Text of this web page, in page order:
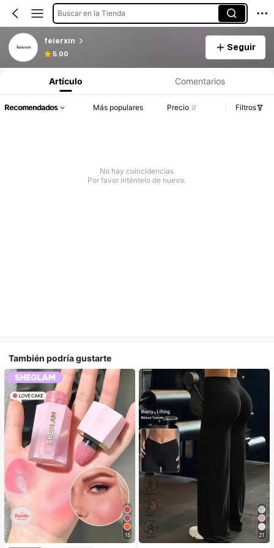
Buscar en la Tienda
feierxin
5.00
Seguir
Artículo Comentarios
Recomendados Más populares Precio Filtros
No hay coincidencias
Por favor inténtelo de nuevo.
También podría gustarte
15 21